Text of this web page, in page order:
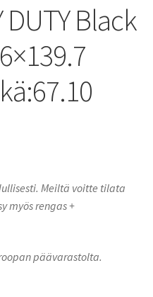
DUTY Black
Meiltä voitte tilata
myös rengas +
päävarastolta.